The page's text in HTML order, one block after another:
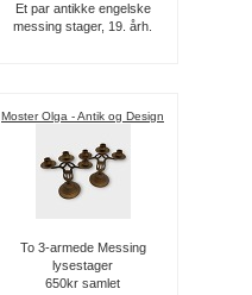
Et par antikke engelske
messing stager, 19. årh.
Moster Olga - Antik og Design
To 3-armede Messing
lysestager
650kr samlet